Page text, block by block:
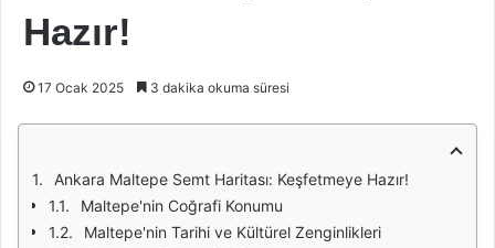
Hazır!
17 Ocak 2025 3 dakika okuma süresi
Ankara Maltepe Semt Haritası: Keşfetmeye Hazır!
Maltepe'nin Coğrafi Konumu
Maltepe'nin Tarihi ve Kültürel Zenginlikleri